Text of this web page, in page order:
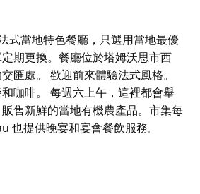
式當地特色餐廳，只選用當地最優
期更換。餐廳位於塔姆沃思市西
匯處。 歡迎前來體驗法式風格。
咖啡。 每週六上午，這裡都會舉
售新鮮的當地有機農產品。市集每
也提供晚宴和宴會餐飲服務。
期更換。餐廳位於塔姆沃思市西
匯處。